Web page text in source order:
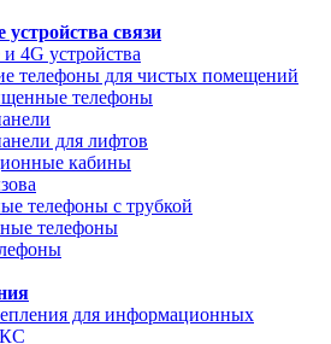
связи
4G устройства
телефоны для чистых помещений
телефоны
для лифтов
кабины
телефоны с трубкой
телефоны
для информационных